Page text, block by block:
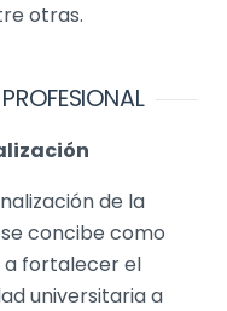
otras.
de la
concibe como
fortalecer el
universitaria a